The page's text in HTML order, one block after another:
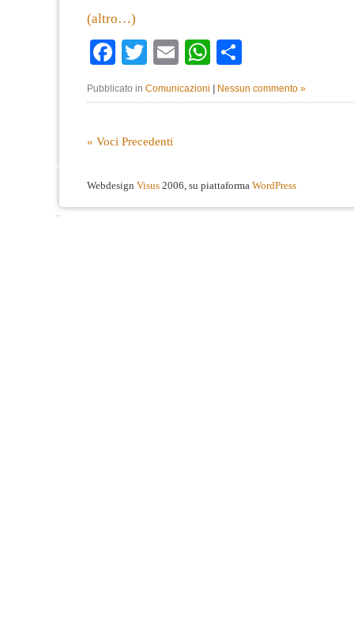
(altro…)
Facebook
TwitterEmailWhatsApp
Pubblicato in Comunicazioni | Nessun commento »
« Voci Precedenti
Webdesign Visus 2006, su piattaforma WordPress